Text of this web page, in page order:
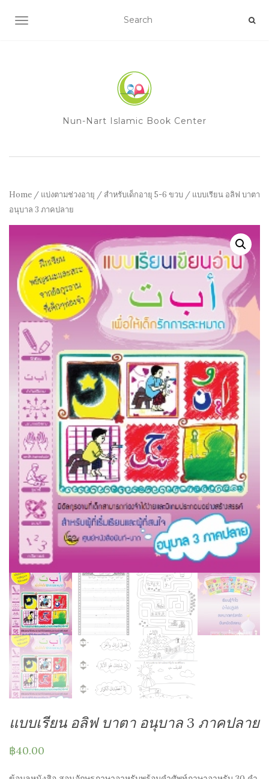
TOGGLE NAVIGATION
Nun-Nart Islamic Book Center
Home / แบ่งตามช่วงอายุ / สำหรับเด็กอายุ 5-6 ขวบ / แบบเรียน อลิฟ บาตา
อนุบาล 3 ภาคปลาย
แบบเรียน อลิฟ บาตา อนุบาล 3 ภาคปลาย
฿40.00